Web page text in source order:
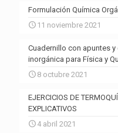
Formulación Química
11 noviembre 2021
Cuadernillo con apuntes
inorgánica para Física y
8 octubre 2021
EJERCICIOS DE
EXPLICATIVOS
4 abril 2021